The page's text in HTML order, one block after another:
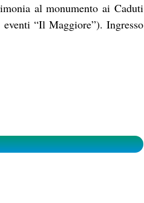
al monumento ai Caduti
“Il Maggiore”). Ingresso